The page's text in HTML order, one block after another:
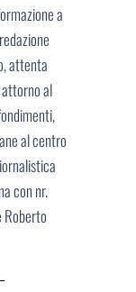
a
attenta
al
al centro
con nr.